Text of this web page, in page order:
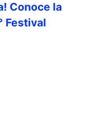
Conoce la
Festival